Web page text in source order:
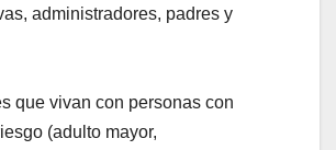
administradores, padres y
que vivan con personas con
(adulto mayor,